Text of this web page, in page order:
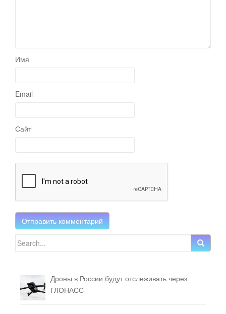
Имя
Email
Сайт
Search for:
Дроны в России будут отслеживать через
ГЛОНАСС